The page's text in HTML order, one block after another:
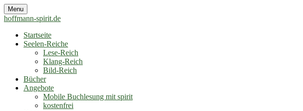
Skip
to
Menu
hoffmann-spirit.de
Startseite
Seelen-Reiche
Lese-Reich
Klang-Reich
Bild-Reich
Bücher
Angebote
Mobile Buchlesung mit spirit
kostenfrei